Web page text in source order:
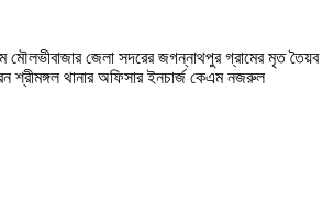
মৌলভীবাজার জেলা সদরের জগন্নাথপুর গ্রামের মৃত তৈয়ব
শ্রীমঙ্গল থানার অফিসার ইনচার্জ কেএম নজরুল